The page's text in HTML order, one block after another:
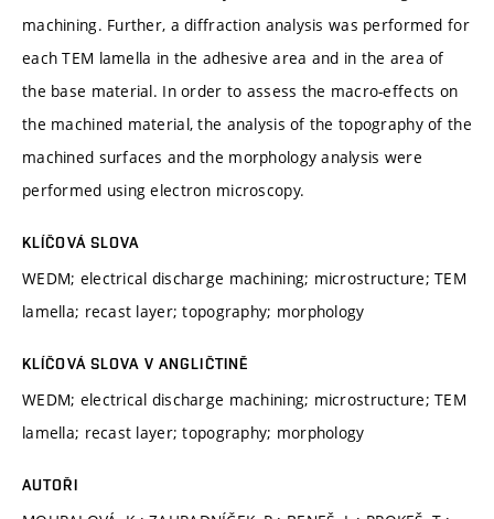
machining. Further, a diffraction analysis was performed for
each TEM lamella in the adhesive area and in the area of
the base material. In order to assess the macro-effects on
the machined material, the analysis of the topography of the
machined surfaces and the morphology analysis were
performed using electron microscopy.
KLÍČOVÁ SLOVA
WEDM; electrical discharge machining; microstructure; TEM
lamella; recast layer; topography; morphology
KLÍČOVÁ SLOVA V ANGLIČTINĚ
WEDM; electrical discharge machining; microstructure; TEM
lamella; recast layer; topography; morphology
AUTOŘI